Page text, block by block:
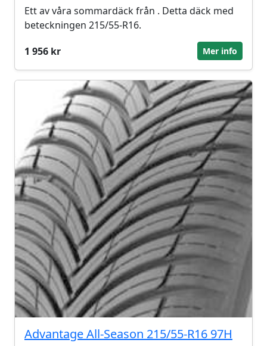
Ett av våra sommardäck från . Detta däck med
beteckningen 215/55-R16.
1 956 kr
Mer info
Advantage All-Season 215/55-R16 97H